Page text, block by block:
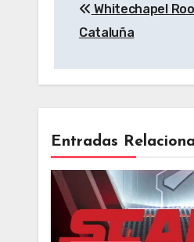
de
Whitechapel
Cataluña
Entradas